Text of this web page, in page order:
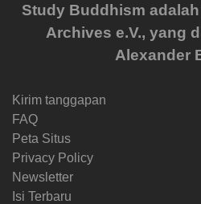
Study Buddhism
Archives e.V., yang
Alexander
Kirim tanggapan
FAQ
Peta Situs
Privacy Policy
Newsletter
Isi Terbaru